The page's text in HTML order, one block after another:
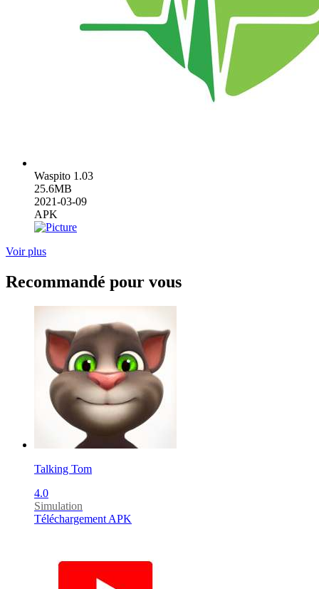
Waspito 1.03
25.6MB
2021-03-09
APK
Voir plus
Recommandé pour vous
Talking Tom
4.0
Simulation
Téléchargement APK